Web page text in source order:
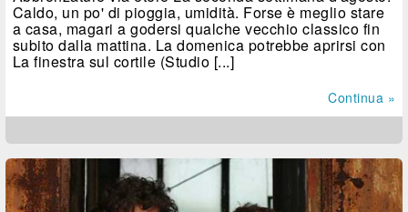
Caldo, un po' di pioggia, umidità. Forse è meglio stare
a casa, magari a godersi qualche vecchio classico fin
subito dalla mattina. La domenica potrebbe aprirsi con
La finestra sul cortile (Studio [...]
Continua »